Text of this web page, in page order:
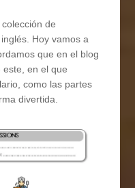
de
Hoy vamos a
que en el blog
en el que
como las partes
divertida.